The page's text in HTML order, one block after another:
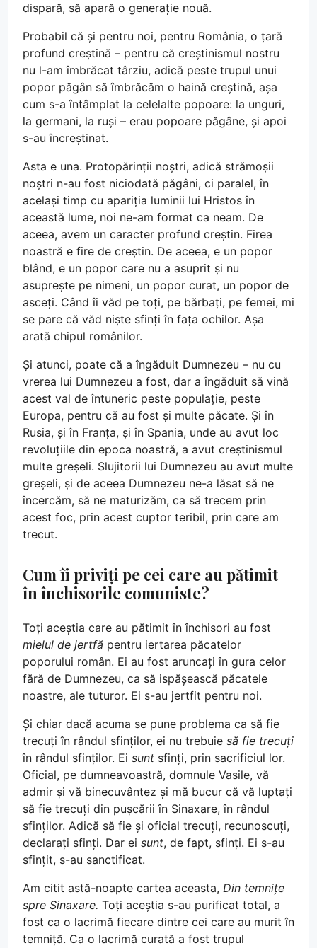
dispară, să apară o generație nouă.
Probabil că și pentru noi, pentru România, o țară
profund creștină – pentru că creștinismul nostru
nu l-am îmbrăcat târziu, adică peste trupul unui
popor păgân să îmbrăcăm o haină creștină, așa
cum s-a întâmplat la celelalte popoare: la unguri,
la germani, la ruși – erau popoare păgâne, și apoi
s-au încreștinat.
Asta e una. Protopărinții noștri, adică strămoșii
noștri n-au fost niciodată păgâni, ci paralel, în
același timp cu apariția luminii lui Hristos în
această lume, noi ne-am format ca neam. De
aceea, avem un caracter profund creștin. Firea
noastră e fire de creștin. De aceea, e un popor
blând, e un popor care nu a asuprit și nu
asuprește pe nimeni, un popor curat, un popor de
asceți. Când îi văd pe toți, pe bărbați, pe femei, mi
se pare că văd niște sfinți în fața ochilor. Așa
arată chipul românilor.
Și atunci, poate că a îngăduit Dumnezeu – nu cu
vrerea lui Dumnezeu a fost, dar a îngăduit să vină
acest val de întuneric peste populație, peste
Europa, pentru că au fost și multe păcate. Și în
Rusia, și în Franța, și în Spania, unde au avut loc
revoluțiile din epoca noastră, a avut creștinismul
multe greșeli. Slujitorii lui Dumnezeu au avut multe
greșeli, și de aceea Dumnezeu ne-a lăsat să ne
încercăm, să ne maturizăm, ca să trecem prin
acest foc, prin acest cuptor teribil, prin care am
trecut.
Cum îi priviți pe cei care au pătimit
în închisorile comuniste?
Toți aceștia care au pătimit în închisori au fost
mielul de jertfă pentru iertarea păcatelor
poporului român. Ei au fost aruncați în gura celor
fără de Dumnezeu, ca să ispășească păcatele
noastre, ale tuturor. Ei s-au jertfit pentru noi.
Și chiar dacă acuma se pune problema ca să fie
trecuți în rândul sfinților, ei nu trebuie să fie trecuți
în rândul sfinților. Ei sunt sfinți, prin sacrificiul lor.
Oficial, pe dumneavoastră, domnule Vasile, vă
admir și vă binecuvântez și mă bucur că vă luptați
să fie trecuți din pușcării în Sinaxare, în rândul
sfinților. Adică să fie și oficial trecuți, recunoscuți,
declarați sfinți. Dar ei sunt, de fapt, sfinți. Ei s-au
sfințit, s-au sanctificat.
Am citit astă-noapte cartea aceasta, Din temnițe
spre Sinaxare. Toți aceștia s-au purificat total, a
fost ca o lacrimă fiecare dintre cei care au murit în
temniță. Ca o lacrimă curată a fost trupul